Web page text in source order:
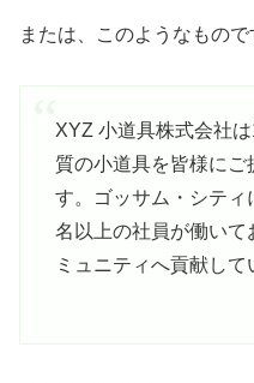
または、このようなもので
XYZ 小道具株式会社
質の小道具を皆様にご
す。ゴッサム・シテ
名以上の社員が働いて
ミュニティへ貢献して